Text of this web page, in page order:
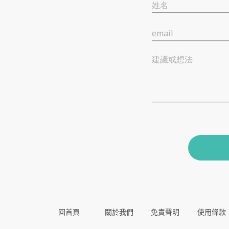
姓名
email
建議或想法
回首頁 關於我們 免責聲明 使用條款